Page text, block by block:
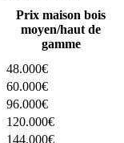
Prix maison bois
moyen/haut de
gamme
48.000€
60.000€
96.000€
120.000€
144.000€